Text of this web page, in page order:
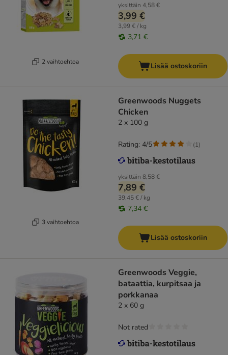
2 vaihtoehtoa
yksittäin 4,58 €
3,99 €
3,99 € / kg
3,71 €
Lisää ostoskoriin
3 vaihtoehtoa
Greenwoods Nuggets
Chicken
2 x 100 g
yksittäin 8,58 €
7,89 €
39,45 € / kg
7,34 €
Rating: 4/5 (1)
Lisää ostoskoriin
Greenwoods Veggie,
bataattia, kurpitsaa ja
porkkanaa
2 x 60 g
Not rated